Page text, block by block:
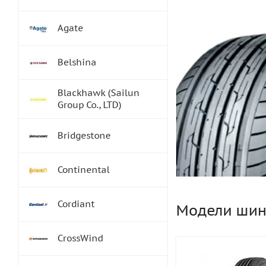
Модели шин
Agate
Belshina
Blackhawk (Sailun
Group Co., LTD)
Bridgestone
Continental
Cordiant
CrossWind